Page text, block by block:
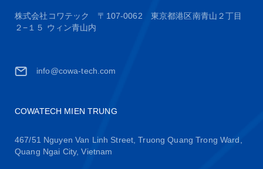
株式会社コワテック 〒107-0062 東京都港区南青山２丁目
２−１５ ウィン青山内
info@cowa-tech.com
COWATECH MIEN TRUNG
467/51 Nguyen Van Linh Street, Truong Quang Trong Ward,
Quang Ngai City, Vietnam